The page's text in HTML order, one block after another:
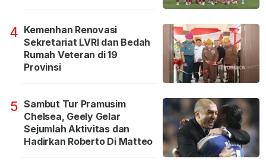
4 Kemenhan Renovasi
Sekretariat LVRI dan Bedah
Rumah Veteran di 19
Provinsi
5 Sambut Tur Pramusim
Chelsea, Geely Gelar
Sejumlah Aktivitas dan
Hadirkan Roberto Di Matteo